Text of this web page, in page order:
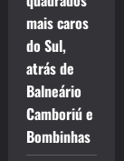
mais caros
do Sul,
atrás de
Balneário
Camboriú e
Bombinhas